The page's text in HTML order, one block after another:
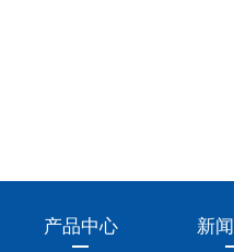
产品中心 新